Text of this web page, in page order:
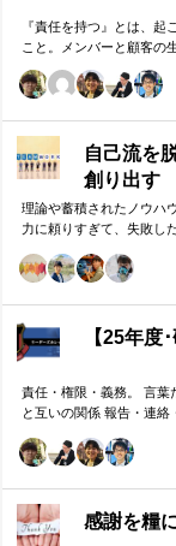
『責任を持つ』とは、
こと。メンバーと顧客の
自己流を
創り出す
理論や蓄積されたノウハ
力に頼りすぎて、失敗し
【25年度
責任・権限・義務。 言葉
と互いの関係 報告・連
分けることが重要。 理屈
感謝を糧